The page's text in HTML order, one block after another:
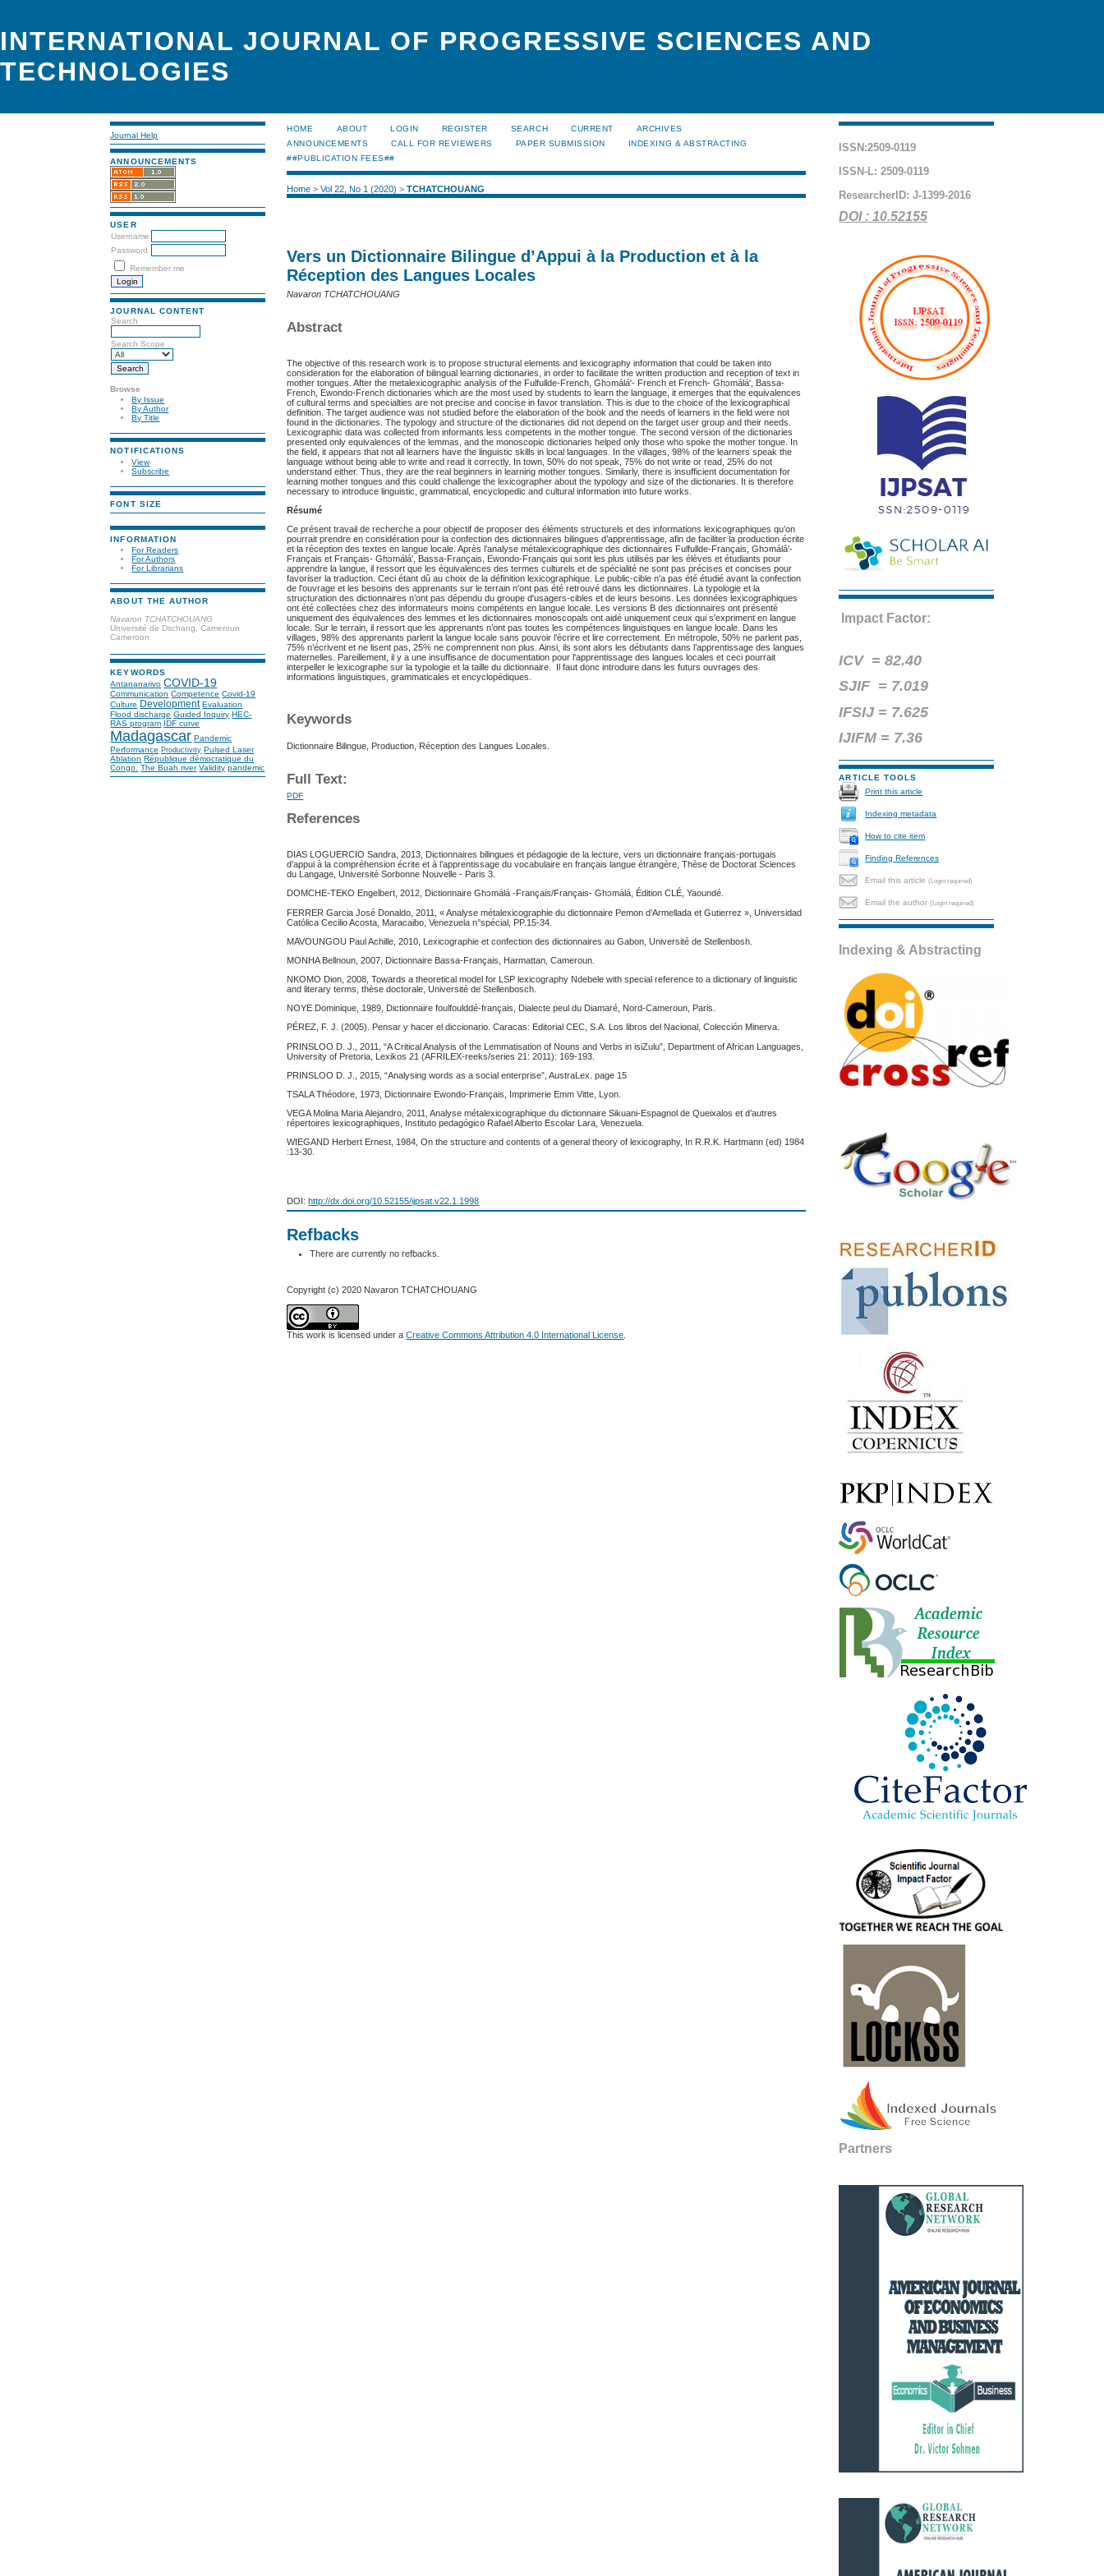
INTERNATIONAL JOURNAL OF PROGRESSIVE SCIENCES AND
TECHNOLOGIES
Journal Help
ANNOUNCEMENTS
USER
Username
Password
Remember me
JOURNAL CONTENT
Search
Search Scope
Browse
By Issue
By Author
By Title
NOTIFICATIONS
View
Subscribe
FONT SIZE
INFORMATION
For Readers
For Authors
For Librarians
ABOUT THE AUTHOR
Navaron TCHATCHOUANG
Université de Dschang, Cameroun
Cameroon
KEYWORDS
Antananarivo COVID-19
Communication Competence Covid-19
Culture Development Evaluation
Flood discharge Guided Inquiry HEC-
RAS program IDF curve
Madagascar Pandemic
Performance Productivity Pulsed Laser
Ablation République démocratique du
Congo. The Buah river Validity pandemic
ISSN:2509-0119
ISSN-L: 2509-0119
ResearcherID: J-1399-2016
DOI : 10.52155
Impact Factor:
ICV =82.40
SJIF = 7.019
IFSIJ = 7.625
IJIFM = 7.36
ARTICLE TOOLS
Print this article
Indexing metadata
How to cite item
Finding References
Email this article(Login required)
Email the author(Login required)
Indexing & Abstracting
Partners
HOME ABOUT LOGIN REGISTER SEARCH CURRENT
ARCHIVES
ANNOUNCEMENTS
CALL FOR REVIEWERS PAPER SUBMISSION
INDEXING & ABSTRACTING
##PUBLICATION FEES##
Home >Vol 22, No 1 (2020) >TCHATCHOUANG
Vers un Dictionnaire Bilingue d’Appui à la Production et à la
Réception des Langues Locales
Navaron TCHATCHOUANG
Abstract
The objective of this research work is to propose structural elements and lexicography information that could be taken into
consideration for the elaboration of bilingual learning dictionaries, in order to facilitate the written production and reception of text in
mother tongues. After the metalexicographic analysis of the Fulfullde-French, Ghɔmálá'- French et French- Ghɔmálá', Bassa-
French, Ewondo-French dictionaries which are the most used by students to learn the language, it emerges that the equivalences
of cultural terms and specialties are not precise and concise in favor translation. This is due to the choice of the lexicographical
definition. The target audience was not studied before the elaboration of the book and the needs of learners in the field were not
found in the dictionaries. The typology and structure of the dictionaries did not depend on the target user group and their needs.
Lexicographic data was collected from informants less competents in the mother tongue. The second version of the dictionaries
presented only equivalences of the lemmas, and the monoscopic dictionaries helped only those who spoke the mother tongue. In
the field, it appears that not all learners have the linguistic skills in local languages. In the villages, 98% of the learners speak the
language without being able to write and read it correctly. In town, 50% do not speak, 75% do not write or read, 25% do not
understand either. Thus, they are the real beginners in learning mother tongues. Similarly, there is insufficient documentation for
learning mother tongues and this could challenge the lexicographer about the typology and size of the dictionaries. It is therefore
necessary to introduce linguistic, grammatical, encyclopedic and cultural information into future works.
Résumé
Ce présent travail de recherche a pour objectif de proposer des éléments structurels et des informations lexicographiques qu’on
pourrait prendre en considération pour la confection des dictionnaires bilingues d’apprentissage, afin de faciliter la production écrite
et la réception des textes en langue locale. Après l’analyse métalexicographique des dictionnaires Fulfullde-Français, Ghɔmálá'-
Français et Français- Ghɔmálá', Bassa-Français, Ewondo-Français qui sont les plus utilisés par les élèves et étudiants pour
apprendre la langue, il ressort que les équivalences des termes culturels et de spécialité ne sont pas précises et concises pour
favoriser la traduction. Ceci étant dû au choix de la définition lexicographique. Le public-cible n'a pas été étudié avant la confection
de l'ouvrage et les besoins des apprenants sur le terrain n'ont pas été retrouvé dans les dictionnaires. La typologie et la
structuration des dictionnaires n’ont pas dépendu du groupe d'usagers-cibles et de leurs besoins. Les données lexicographiques
ont été collectées chez des informateurs moins compétents en langue locale. Les versions B des dictionnaires ont présenté
uniquement des équivalences des lemmes et les dictionnaires monoscopals ont aidé uniquement ceux qui s'expriment en langue
locale. Sur le terrain, il ressort que les apprenants n’ont pas toutes les compétences linguistiques en langue locale. Dans les
villages, 98% des apprenants parlent la langue locale sans pouvoir l’écrire et lire correctement. En métropole, 50% ne parlent pas,
75% n’écrivent et ne lisent pas, 25% ne comprennent non plus. Ainsi, ils sont alors les débutants dans l’apprentissage des langues
maternelles. Pareillement, il y a une insuffisance de documentation pour l'apprentissage des langues locales et ceci pourrait
interpeller le lexicographe sur la typologie et la taille du dictionnaire. Il faut donc introduire dans les futurs ouvrages des
informations linguistiques, grammaticales et encyclopédiques.
Keywords
Dictionnaire Bilingue, Production, Réception des Langues Locales.
Full Text:
PDF
References
DIAS LOGUERCIO Sandra, 2013, Dictionnaires bilingues et pédagogie de la lecture, vers un dictionnaire français-portugais
d’appui à la compréhension écrite et à l’apprentissage du vocabulaire en français langue étrangère, Thèse de Doctorat Sciences
du Langage, Université Sorbonne Nouvelle - Paris 3.
DOMCHE-TEKO Engelbert, 2012, Dictionnaire Ghͻmálá -Français/Français- Ghͻmálá, Édition CLÉ, Yaoundé.
FERRER Garcia José Donaldo, 2011, « Analyse métalexicographie du dictionnaire Pemon d’Armellada et Gutierrez », Universidad
Católica Cecilio Acosta, Maracaibo, Venezuela n°spécial, PP.15-34.
MAVOUNGOU Paul Achille, 2010, Lexicographie et confection des dictionnaires au Gabon, Université de Stellenbosh.
MONHA Bellnoun, 2007, Dictionnaire Bassa-Français, Harmattan, Cameroun.
NKOMO Dion, 2008, Towards a theoretical model for LSP lexicography Ndebele with special reference to a dictionary of linguistic
and literary terms, thèse doctorale, Université de Stellenbosch.
NOYE Dominique, 1989, Dictionnaire foulfoulddé-français, Dialecte peul du Diamaré, Nord-Cameroun, Paris.
PÉREZ, F. J. (2005). Pensar y hacer el diccionario. Caracas: Editorial CEC, S.A. Los libros del Nacional, Colección Minerva.
PRINSLOO D. J., 2011, “A Critical Analysis of the Lemmatisation of Nouns and Verbs in isiZulu”, Department of African Languages,
University of Pretoria, Lexikos 21 (AFRILEX-reeks/series 21: 2011): 169-193.
PRINSLOO D. J., 2015, “Analysing words as a social enterprise”, AustraLex. page 15
TSALA Théodore, 1973, Dictionnaire Ewondo-Français, Imprimerie Emm Vitte, Lyon.
VEGA Molina Maria Alejandro, 2011, Analyse métalexicographique du dictionnaire Sikuani-Espagnol de Queixalos et d’autres
répertoires lexicographiques, Instituto pedagógico Rafael Alberto Escolar Lara, Venezuela.
WIEGAND Herbert Ernest, 1984, On the structure and contents of a general theory of lexicography, In R.R.K. Hartmann (ed) 1984
:13-30.
DOI:http://dx.doi.org/10.52155/ijpsat.v22.1.1998
Refbacks
There are currently no refbacks.
Copyright (c) 2020 Navaron TCHATCHOUANG
This work is licensed under aCreative Commons Attribution 4.0 International License